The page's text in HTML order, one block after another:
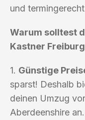
und
Warum solltest
Kastner
1. Günstige
sparst! Deshalb
deinen Umzug
Aberdeenshire